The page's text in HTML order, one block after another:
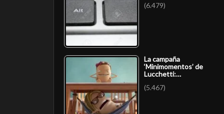
(6.479)
La campaña
‘Minimomentos’ de
Lucchetti:…
(5.467)